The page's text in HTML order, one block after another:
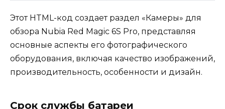
Этот HTML-код создает раздел «Камеры» для
обзора Nubia Red Magic 6S Pro, представляя
основные аспекты его фотографического
оборудования, включая качество изображений,
производительность, особенности и дизайн.
Срок службы батареи